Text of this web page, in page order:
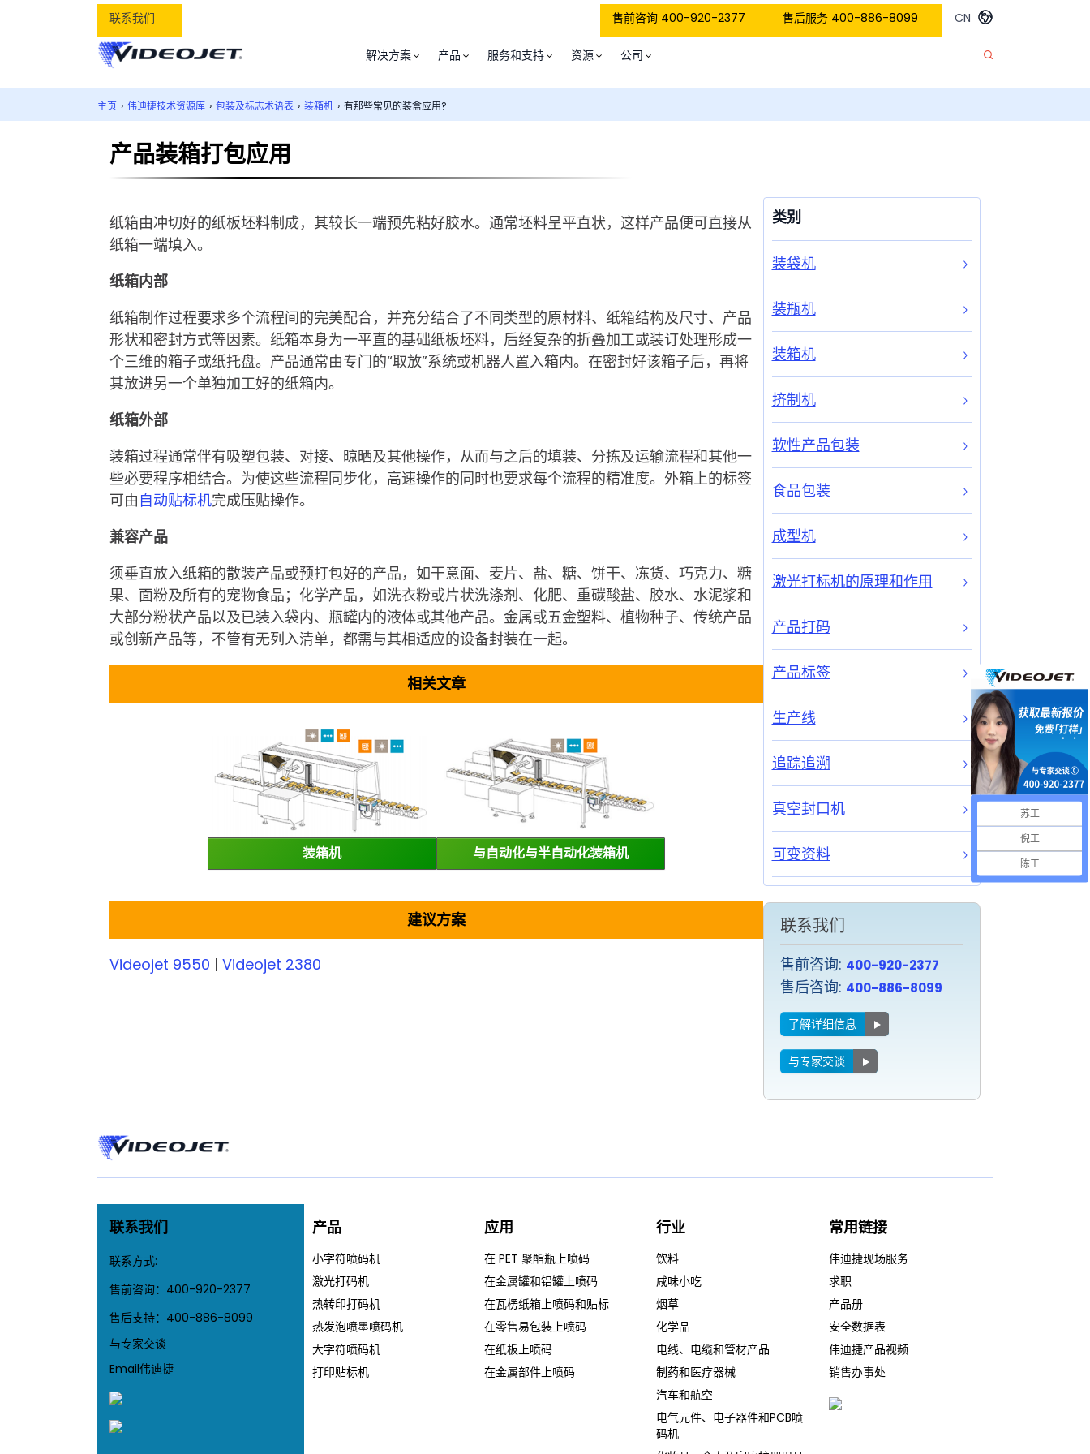
联系我们 售前咨询 400-920-2377 售后服务 400-886-8099 CN
解决方案 产品 服务和支持 资源 公司
主页 › 伟迪捷技术资源库 › 包装及标志术语表 › 装箱机 › 有那些常见的装盒应用?
产品装箱打包应用
纸箱由冲切好的纸板坯料制成，其较长一端预先粘好胶水。通常坯料呈平直状，这样产品便可直接从
纸箱一端填入。
纸箱内部
纸箱制作过程要求多个流程间的完美配合，并充分结合了不同类型的原材料、纸箱结构及尺寸、产品
形状和密封方式等因素。纸箱本身为一平直的基础纸板坯料，后经复杂的折叠加工或装订处理形成一
个三维的箱子或纸托盘。产品通常由专门的“取放”系统或机器人置入箱内。在密封好该箱子后，再将
其放进另一个单独加工好的纸箱内。
纸箱外部
装箱过程通常伴有吸塑包装、对接、晾晒及其他操作，从而与之后的填装、分拣及运输流程和其他一
些必要程序相结合。为使这些流程同步化，高速操作的同时也要求每个流程的精准度。外箱上的标签
可由 自动贴标机完成压贴操作。
兼容产品
须垂直放入纸箱的散装产品或预打包好的产品，如干意面、麦片、盐、糖、饼干、冻货、巧克力、糖
果、面粉及所有的宠物食品；化学产品，如洗衣粉或片状洗涤剂、化肥、重碳酸盐、胶水、水泥浆和
大部分粉状产品以及已装入袋内、瓶罐内的液体或其他产品。金属或五金塑料、植物种子、传统产品
或创新产品等，不管有无列入清单，都需与其相适应的设备封装在一起。
相关文章
装箱机 与自动化与半自动化装箱机
建议方案
Videojet 9550 | Videojet 2380
类别
装袋机
装瓶机
装箱机
挤制机
软性产品包装
食品包装
成型机
激光打标机的原理和作用
产品打码
产品标签
生产线
追踪追溯
真空封口机
可变资料
联系我们
售前咨询: 400-920-2377
售后咨询: 400-886-8099
了解详细信息
与专家交谈
联系我们
联系方式:
售前咨询： 400-920-2377
售后支持： 400-886-8099
与专家交谈
Email伟迪捷
产品
小字符喷码机
激光打码机
热转印打码机
热发泡喷墨喷码机
大字符喷码机
打印贴标机
应用
在 PET 聚酯瓶上喷码
在金属罐和铝罐上喷码
在瓦楞纸箱上喷码和贴标
在零售易包装上喷码
在纸板上喷码
在金属部件上喷码
行业
饮料
咸味小吃
烟草
化学品
电线、电缆和管材产品
制药和医疗器械
汽车和航空
电气元件、电子器件和PCB喷
码机
常用链接
伟迪捷现场服务
求职
产品册
安全数据表
伟迪捷产品视频
销售办事处
苏工
倪工
陈工